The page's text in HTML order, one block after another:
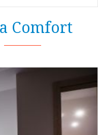
Comfort